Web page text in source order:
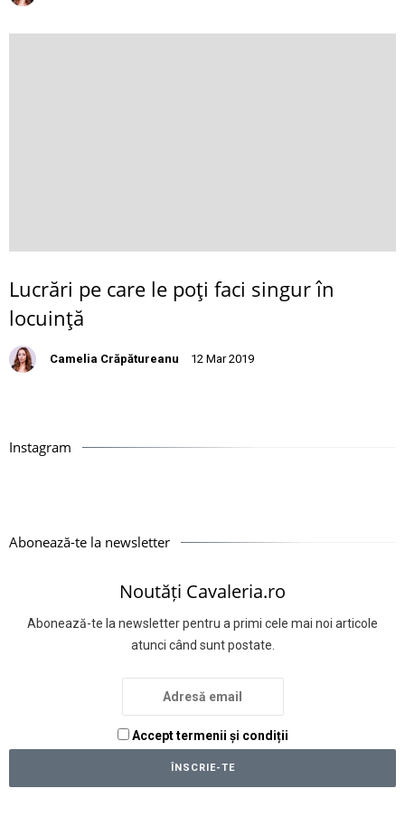
Lucrări pe care le poţi faci singur în
locuinţă
Camelia Crăpătureanu 12 Mar 2019
Instagram
Abonează-te la newsletter
Noutăți Cavaleria.ro
Abonează-te la newsletter pentru a primi cele mai noi articole
atunci când sunt postate.
Accept termenii și condiții